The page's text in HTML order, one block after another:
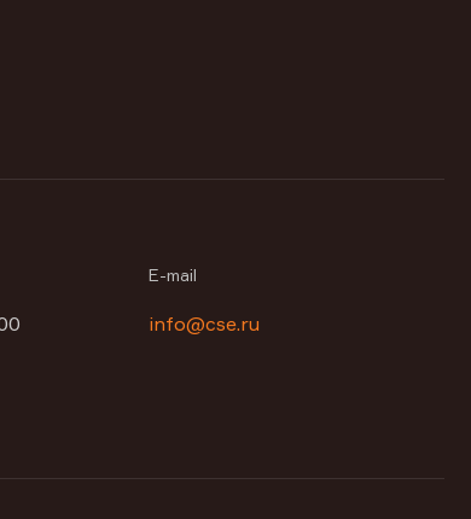
E-mail
info@cse.ru